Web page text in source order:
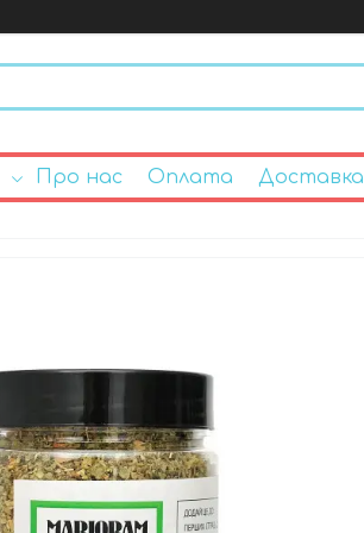
Про нас Оплата Доставка